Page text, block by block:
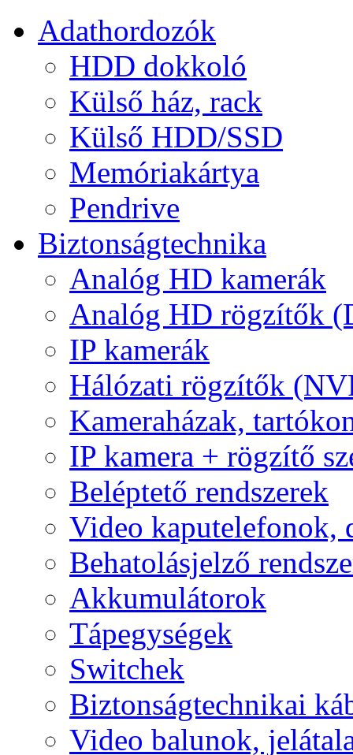
Adathordozók
HDD dokkoló
Külső ház, rack
Külső HDD/SSD
Memóriakártya
Pendrive
Biztonságtechnika
Analóg HD kamerák
Analóg HD rögzítők
IP kamerák
Hálózati rögzítők
Kameraházak,
IP kamera + rögzítő
Beléptető rendszerek
Video kaputelefonok,
Behatolásjelző
Akkumulátorok
Tápegységek
Switchek
Biztonságtechnikai
Video balunok,